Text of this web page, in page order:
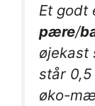
Et godt
pære/
øjekast
står
øko-